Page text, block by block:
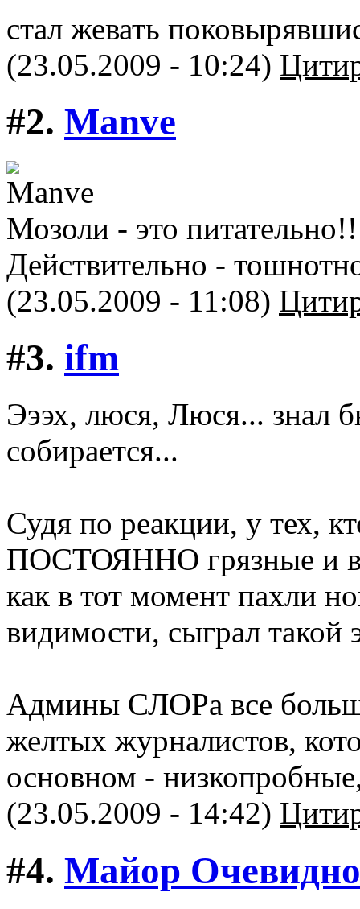
стал жевать
(23.05.2009 - 10:24)
#2. Manve
Мозоли - это
Действительно -
(23.05.2009 - 11:08)
#3. ifm
Эээх, люся, Люся... знал
собирается...
Судя по реакции, у тех,
ПОСТОЯННО грязные и
как в тот момент пахли
видимости, сыграл такой
Админы СЛОРа все
желтых журналистов,
основном -
(23.05.2009 - 14:42)
#4. Майор